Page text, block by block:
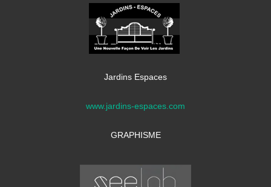
Jardins Espaces
www.jardins-espaces.com
GRAPHISME